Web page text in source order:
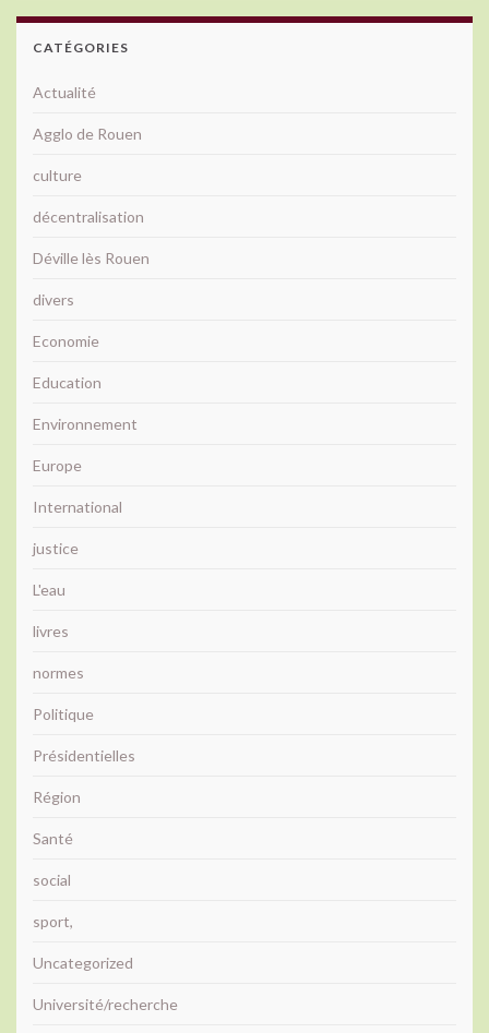
CATÉGORIES
Actualité
Agglo de Rouen
culture
décentralisation
Déville lès Rouen
divers
Economie
Education
Environnement
Europe
International
justice
L'eau
livres
normes
Politique
Présidentielles
Région
Santé
social
sport,
Uncategorized
Université/recherche